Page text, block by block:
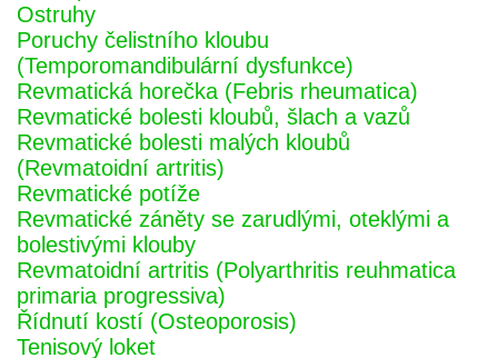
Ostruhy
Poruchy čelistního kloubu
(Temporomandibulární dysfunkce)
Revmatická horečka (Febris rheumatica)
Revmatické bolesti kloubů, šlach a vazů
Revmatické bolesti malých kloubů
(Revmatoidní artritis)
Revmatické potíže
Revmatické záněty se zarudlými, oteklými a
bolestivými klouby
Revmatoidní artritis (Polyarthritis reuhmatica
primaria progressiva)
Řídnutí kostí (Osteoporosis)
Tenisový loket